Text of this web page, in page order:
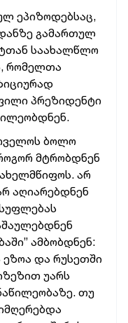
ეპიზოდებსაც,
გამართულ
საახალწლო
რომელთა
პრეზიდენტი
ბოლო
მტრობდნენ
არ
აღიარებდნენ
ამბობდნენ:
და რუსეთში
უარს
თუ